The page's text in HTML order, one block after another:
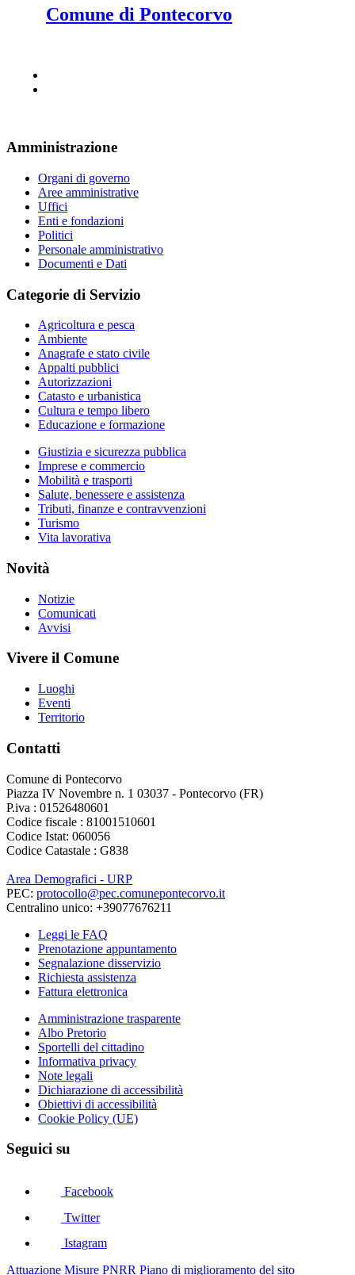
Comune di Pontecorvo
Amministrazione
Organi di governo
Aree amministrative
Uffici
Enti e fondazioni
Politici
Personale amministrativo
Documenti e Dati
Categorie di Servizio
Agricoltura e pesca
Ambiente
Anagrafe e stato civile
Appalti pubblici
Autorizzazioni
Catasto e urbanistica
Cultura e tempo libero
Educazione e formazione
Giustizia e sicurezza pubblica
Imprese e commercio
Mobilità e trasporti
Salute, benessere e assistenza
Tributi, finanze e contravvenzioni
Turismo
Vita lavorativa
Novità
Notizie
Comunicati
Avvisi
Vivere il Comune
Luoghi
Eventi
Territorio
Contatti
Comune di Pontecorvo
Piazza IV Novembre n. 1 03037 - Pontecorvo (FR)
P.iva : 01526480601
Codice fiscale : 81001510601
Codice Istat: 060056
Codice Catastale : G838
Area Demografici - URP
PEC: protocollo@pec.comunepontecorvo.it
Centralino unico: +39077676211
Leggi le FAQ
Prenotazione appuntamento
Segnalazione disservizio
Richiesta assistenza
Fattura elettronica
Amministrazione trasparente
Albo Pretorio
Sportelli del cittadino
Informativa privacy
Note legali
Dichiarazione di accessibilità
Obiettivi di accessibilità
Cookie Policy (UE)
Seguici su
Facebook
Twitter
Istagram
Attuazione Misure PNRR Piano di miglioramento del sito